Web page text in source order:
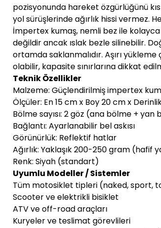
pozisyonunda hareket özgürlüğünü
yol sürüşlerinde ağırlık hissi vermez.
İmpertex kumaş, nemli bez ile
değildir ancak ıslak bezle silinebilir.
ortamda saklanmalıdır. Aşırı
olabilir, kapasite sınırlarına dikkat
Teknik Özellikler
Malzeme: Güçlendirilmiş impertex
Ölçüler: En 15 cm x Boy 20 cm x
Bölme sayısı: 2 göz (ana bölme + yan
Bağlantı: Ayarlanabilir bel askısı
Görünürlük: Reflektif hatlar
Ağırlık: Yaklaşık 200-250 gram (hafif
Renk: Siyah (standart)
Uyumlu Modeller / Sistemler
Tüm motosiklet tipleri (naked, sport,
Scooter ve elektrikli bisiklet
ATV ve off-road araçları
Kuryeler ve teslimat görevlileri